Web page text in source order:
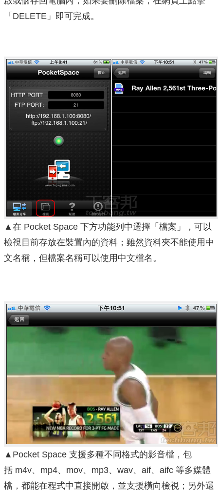
「DELETE」即可完成。
▲在 Pocket Space 下方功能列中選擇「檔案」，可以
檢視目前存放在裝置內的資料；雖然資料夾不能使用中
文名稱，但檔案名稱可以使用中文檔名。
▲Pocket Space 支援多種不同格式的影音檔，包
括 m4v、mp4、mov、mp3、wav、aif、aifc 等多媒體
檔，都能在程式中直接開啟，並支援橫向檢視；另外還